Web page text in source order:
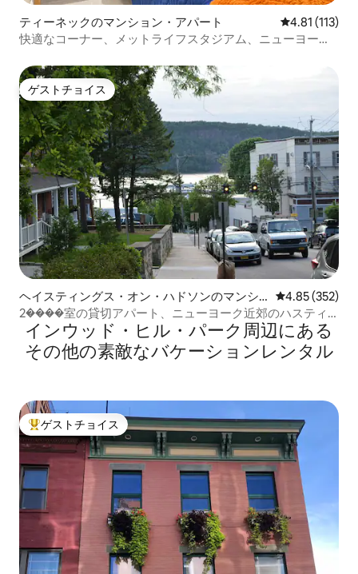
ティーネックのマンション・アパート レビュー113
4.81 (113)
快適なコーナー、メットライフスタジアム、ニューヨーク
ゲストチョイス
ゲストチョイス
ヘイスティングス・オン・ハドソンのマンシ
ョン・アパート
レビュー352
4.85 (352)
2����室の貸切アパート、ニューヨーク近郊のハスティ
ングス・オン・ハドソン
インウッド・ヒル・パーク⁠周⁠辺⁠に⁠あ⁠る
そ⁠の⁠他⁠の素⁠敵⁠なバ⁠ケ⁠ー⁠シ⁠ョ⁠ン⁠レ⁠ン⁠タ⁠ル
大好評のゲストチョイスです。
ゲストチョイス